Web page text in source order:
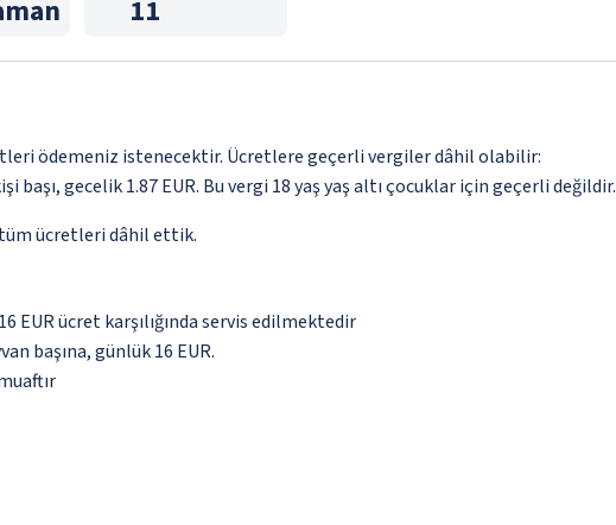
11
ödemeniz istenecektir. Ücretlere geçerli vergiler dâhil olabilir:
başı, gecelik 1.87 EUR. Bu vergi 18 yaş yaş altı çocuklar için geçerli değildir.
ücretleri dâhil ettik.
EUR ücret karşılığında servis edilmektedir
başına, günlük 16 EUR.